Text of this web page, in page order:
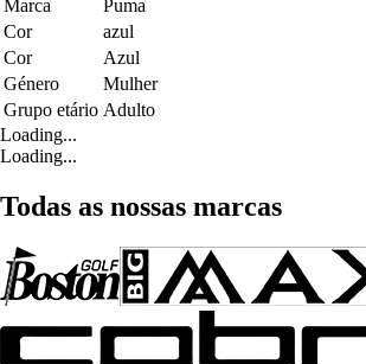
Marca
Puma
Cor
azul
Cor
Azul
Género
Mulher
Grupo etário Adulto
Loading...
Loading...
Todas as nossas marcas